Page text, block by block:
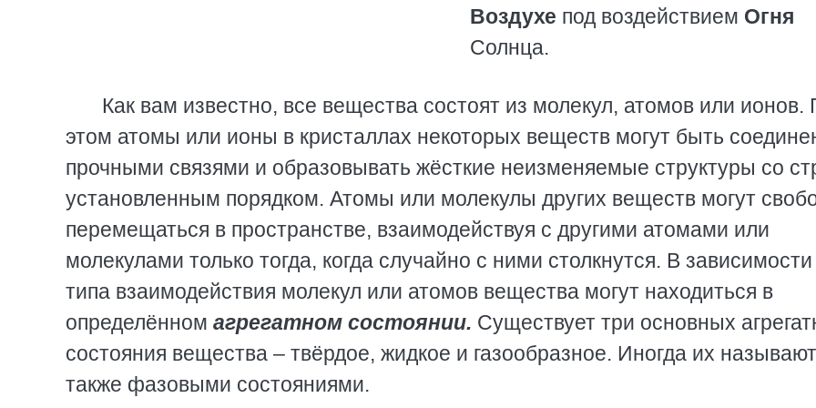
Воздухе под воздействием Огня
Солнца.
Как вам известно, все вещества состоят из молекул, атомов или ионов.
этом атомы или ионы в кристаллах некоторых веществ могут быть
прочными связями и образовывать жёсткие неизменяемые структуры со
установленным порядком. Атомы или молекулы других веществ могут
перемещаться в пространстве, взаимодействуя с другими атомами или
молекулами только тогда, когда случайно с ними столкнутся. В зависимости
типа взаимодействия молекул или атомов вещества могут находиться в
определённом агрегатном состоянии. Существует три основных
состояния вещества – твёрдое, жидкое и газообразное. Иногда их называют
также фазовыми состояниями.